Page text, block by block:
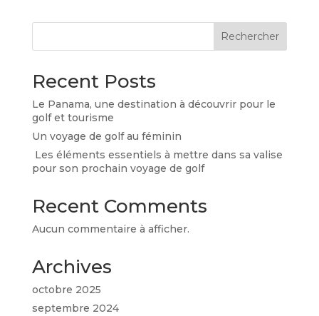
Rechercher
Recent Posts
Le Panama, une destination à découvrir pour le
golf et tourisme
Un voyage de golf au féminin
Les éléments essentiels à mettre dans sa valise
pour son prochain voyage de golf
Recent Comments
Aucun commentaire à afficher.
Archives
octobre 2025
septembre 2024